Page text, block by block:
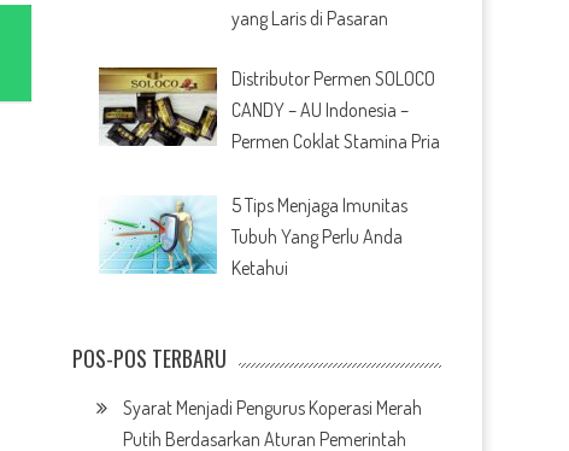
yang Laris di Pasaran
Distributor Permen SOLOCO
CANDY – AU Indonesia –
Permen Coklat Stamina Pria
5 Tips Menjaga Imunitas
Tubuh Yang Perlu Anda
Ketahui
POS-POS TERBARU
Syarat Menjadi Pengurus Koperasi Merah
Putih Berdasarkan Aturan Pemerintah